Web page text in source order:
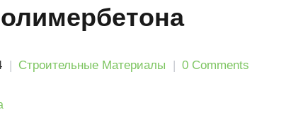
Строительные Материалы 0 Comments